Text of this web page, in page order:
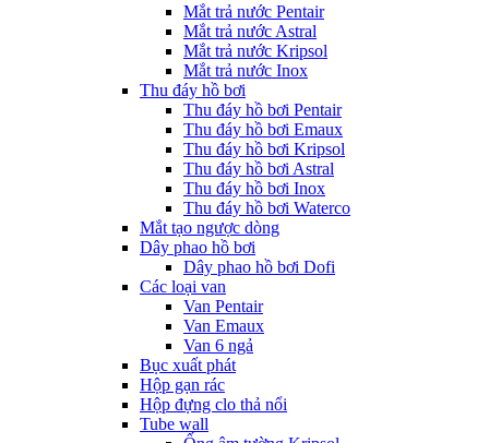
Mắt trả nước Pentair
Mắt trả nước Astral
Mắt trả nước Kripsol
Mắt trả nước Inox
Thu đáy hồ bơi
Thu đáy hồ bơi Pentair
Thu đáy hồ bơi Emaux
Thu đáy hồ bơi Kripsol
Thu đáy hồ bơi Astral
Thu đáy hồ bơi Inox
Thu đáy hồ bơi Waterco
Mắt tạo ngược dòng
Dây phao hồ bơi
Dây phao hồ bơi Dofi
Các loại van
Van Pentair
Van Emaux
Van 6 ngả
Bục xuất phát
Hộp gạn rác
Hộp đựng clo thả nổi
Tube wall